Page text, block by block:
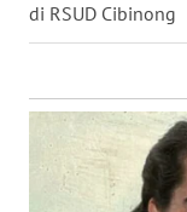
di RSUD Cibinong
WN
KALTARA